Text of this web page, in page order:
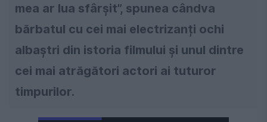
mea ar lua sfârșit”, spunea cândva
bărbatul cu cei mai electrizanți ochi
albaștri din istoria filmului și unul dintre
cei mai atrăgători actori ai tuturor
timpurilor.